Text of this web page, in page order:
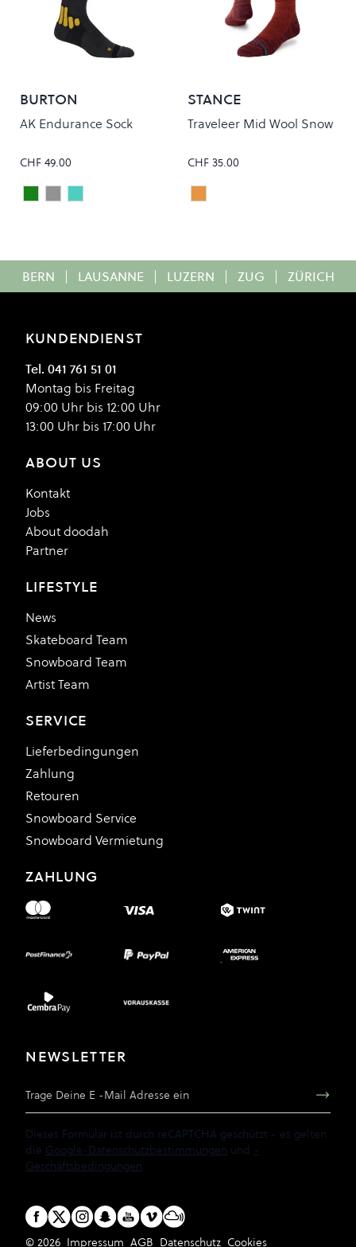
BURTON
AK Endurance Sock
CHF 49.00
Colour
Deep Emerald
Gray Heather
SOFT SAGE
STANCE
Traveleer Mid Wool Snow
CHF 35.00
Colour
Rust
BERN | LAUSANNE | LUZERN | ZUG | ZÜRICH
KUNDENDIENST
Tel. 041 761 51 01
Montag bis Freitag
09:00 Uhr bis 12:00 Uhr
13:00 Uhr bis 17:00 Uhr
ABOUT US
Kontakt
Jobs
About doodah
Partner
LIFESTYLE
News
Skateboard Team
Snowboard Team
Artist Team
SERVICE
Lieferbedingungen
Zahlung
Retouren
Snowboard Service
Snowboard Vermietung
ZAHLUNG
NEWSLETTER
Dieses Formular ist durch reCAPTCHA geschützt - es gelten
die Google-Datenschutzbestimmungen und -
Geschäftsbedingungen.
© 2026 Impressum AGB Datenschutz Cookies